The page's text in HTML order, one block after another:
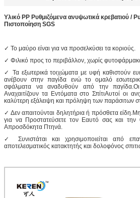
Υλικό PP Ρυθμιζόμενα ανυψωτικά κρεβατιού /
Πιστοποίηση SGS
✓ Το μαύρο είναι για να προσελκύσει τα κοριούς.
✓ Φιλικό προς το περιβάλλον, χωρίς
✓ Τα εξωτερικά τοιχώματα με υφή καθιστούν
ανέβουν στην παγίδα ενώ το ομαλό
σφάλματα να αναδυθούν από την παγίδα.Οι
Αναχαιτίζουν τα Εντόματα στο ΣπίτιΑυτοί οι
καλύτερη εξάλειψη και πρόληψη των παράσιτων
✓ Δεν απαιτούνται δηλητήρια ή πρόσθετα
για να Προστατεύσετε τον Εαυτό σας και την
Απροσδόκητα Πτηνά.
✓ Συνιστάται και χρησιμοποιείται από
αποτελεσματικός κατακτητής και δολοφόνος